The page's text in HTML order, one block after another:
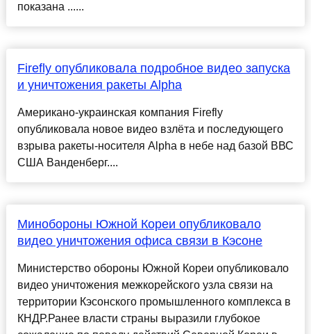
показана ......
Firefly опубликовала подробное видео запуска
и уничтожения ракеты Alpha
Американо-украинская компания Firefly
опубликовала новое видео взлёта и последующего
взрыва ракеты-носителя Alpha в небе над базой ВВС
США Ванденберг....
Минобороны Южной Кореи опубликовало
видео уничтожения офиса связи в Кэсоне
Министерство обороны Южной Кореи опубликовало
видео уничтожения межкорейского узла связи на
территории Кэсонского промышленного комплекса в
КНДР.Ранее власти страны выразили глубокое